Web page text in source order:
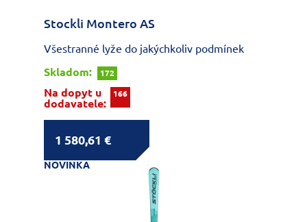
Stockli Montero AS
Všestranné lyže do jakýchkoliv podmínek
Skladom:
172
Na dopyt u
dodavatele:
166
1 580,61 €
NOVINKA